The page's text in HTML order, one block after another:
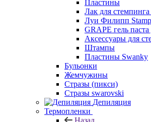
Пластины
Лак для
Луи Филипп
GRAPE гель
Аксессуары для
Штампы
Пластины Swanky
Бульонки
Жемчужины
Стразы (пикси)
Cтразы swarovski
Депиляция
Термопленки
Назад